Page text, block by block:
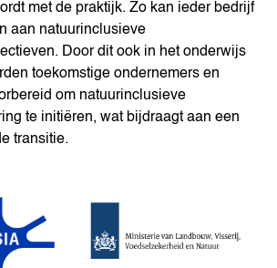
met de praktijk. Zo kan ieder bedrijf
aan natuurinclusieve
Door dit ook in het onderwijs
toekomstige ondernemers en
om natuurinclusieve
te initiëren, wat bijdraagt aan een
transitie.